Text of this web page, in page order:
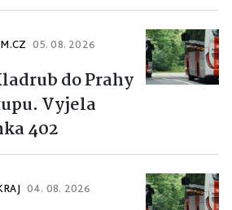
05. 08. 2026
do Prahy
Vyjela
402
04. 08. 2026